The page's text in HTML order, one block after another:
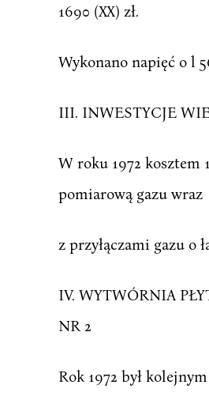
1690 (XX) zł.
Wykonano napięć o l
III. INWESTYCJE
W roku 1972 kosztem
pomiarową gazu wraz
z przyłączami gazu o
IV. WYTWÓRNIA
NR 2
Rok 1972 był